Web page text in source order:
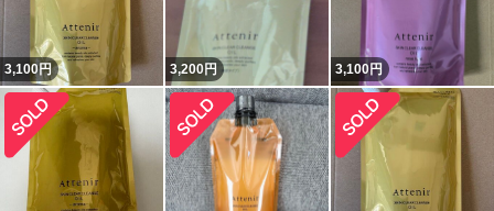
3,100円 3,200円 3,100円